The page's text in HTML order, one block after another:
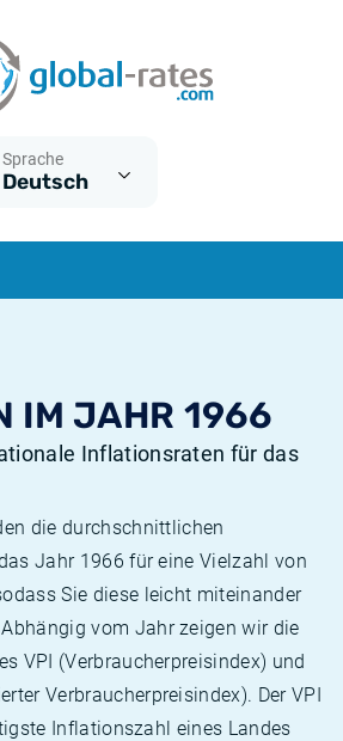
Sprache
Deutsch
IM JAHR 1966
Inflationsraten für das
die durchschnittlichen
Jahr 1966 für eine Vielzahl von
Sie diese leicht miteinander
vom Jahr zeigen wir die
VPI (Verbraucherpreisindex) und
Verbraucherpreisindex). Der VPI
Inflationszahl eines Landes